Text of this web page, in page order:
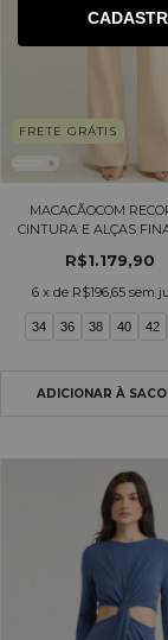
FRETE GRÁTIS
MACACÃOCOM
CINTURA E ALÇAS
R$1.179,90
6 x de R$196,65 sem
34 36 38 40 42